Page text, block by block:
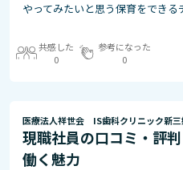
やってみたいと思う保育をできる
共感した
0
参考になった
0
医療法人祥世会 IS歯科クリニック新
現職社員の口コミ・評判
働く魅力